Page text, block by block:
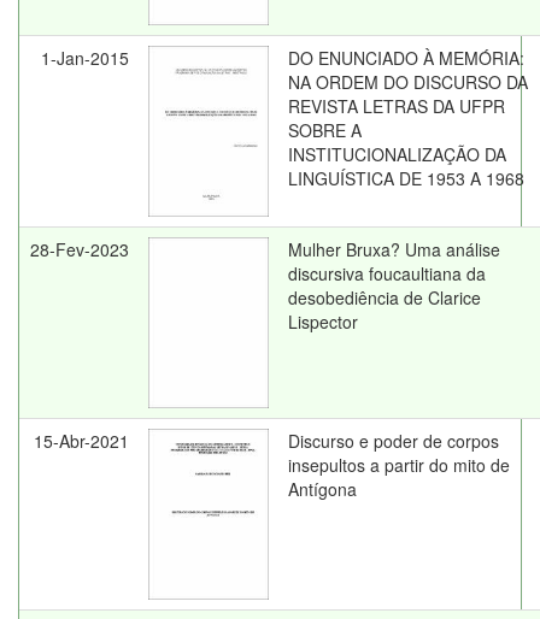
1-Jan-2015
DO ENUNCIADO À MEMÓRIA:
NA ORDEM DO DISCURSO DA
REVISTA LETRAS DA UFPR
SOBRE A
INSTITUCIONALIZAÇÃO DA
LINGUÍSTICA DE 1953 A 1968
28-Fev-2023
Mulher Bruxa? Uma análise
discursiva foucaultiana da
desobediência de Clarice
Lispector
15-Abr-2021
Discurso e poder de corpos
insepultos a partir do mito de
Antígona